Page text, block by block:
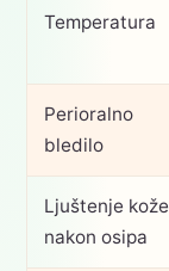
Temperatura
Perioralno
bledilo
Ljuštenje kože
nakon osipa